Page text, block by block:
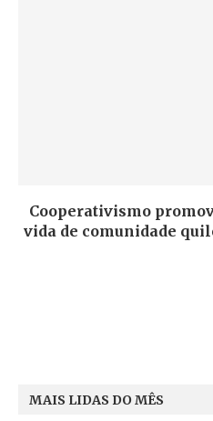
Cooperativismo
vida de comunidade
MAIS LIDAS DO MÊS